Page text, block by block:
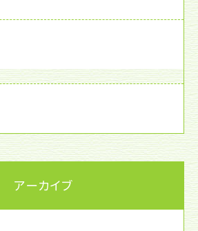
アーカイブ